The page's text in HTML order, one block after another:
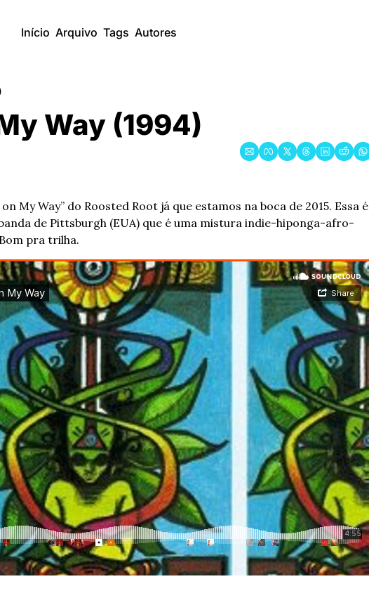
Início Arquivo Tags Autores
Way (1994)
My Way” do Roosted Root já que estamos na boca de 2015. Essa é
de Pittsburgh (EUA) que é uma mistura indie-hiponga-afro-
pra trilha.